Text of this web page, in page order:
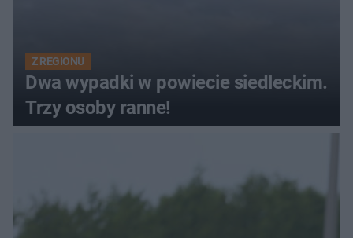
Z REGIONU
Dwa wypadki w powiecie siedleckim.
Trzy osoby ranne!